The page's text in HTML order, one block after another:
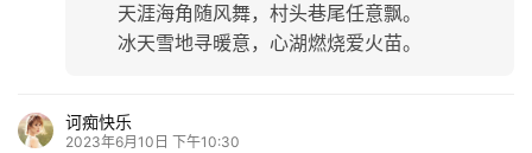
天涯海角随风舞，村头巷尾任意飘。
冰天雪地寻暖意，心湖燃烧爱火苗。
诃痴快乐
2023年6月10日 下午10:30